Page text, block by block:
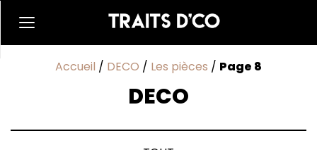
Accueil / DECO / Les pièces / Page 8
DECO